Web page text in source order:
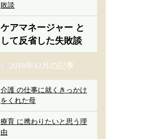
敗談
ケアマネージャー と
して反省した失敗談
2016年12月の記事
介護 の仕事に就くきっかけ
をくれた母
療育 に携わりたいと思う理
由